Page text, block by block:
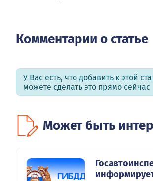
Комментарии о статье
У Вас есть, что добавить к этой
можете сделать это прямо сейчас
Может быть